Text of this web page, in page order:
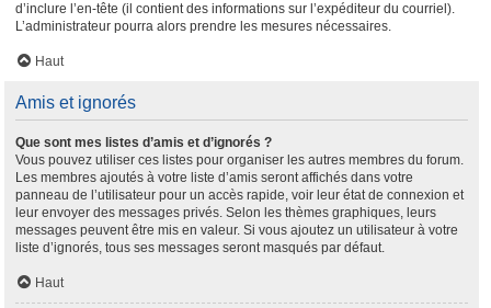
d’inclure l’en-tête (il contient des informations sur l’expéditeur du courriel).
L’administrateur pourra alors prendre les mesures nécessaires.
Haut
Amis et ignorés
Que sont mes listes d’amis et d’ignorés ?
Vous pouvez utiliser ces listes pour organiser les autres membres du forum.
Les membres ajoutés à votre liste d’amis seront affichés dans votre
panneau de l’utilisateur pour un accès rapide, voir leur état de connexion et
leur envoyer des messages privés. Selon les thèmes graphiques, leurs
messages peuvent être mis en valeur. Si vous ajoutez un utilisateur à votre
liste d’ignorés, tous ses messages seront masqués par défaut.
Haut